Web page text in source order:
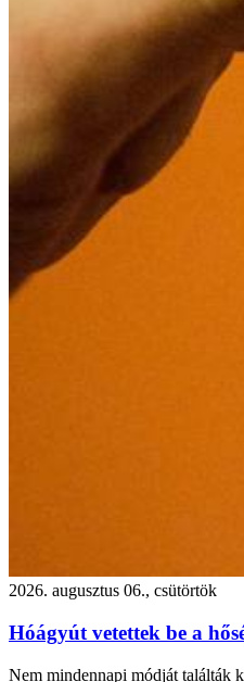
2026. augusztus 06., csütörtök
Hóágyút vetettek be a
Nem mindennapi módját találták